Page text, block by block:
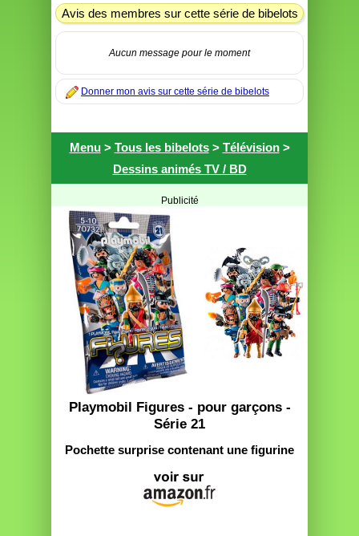
Avis des membres sur cette série de bibelots
Aucun message pour le moment
Donner mon avis sur cette série de bibelots
Menu> Tous les bibelots> Télévision>
Dessins animés TV / BD
Publicité
Playmobil Figures - pour garçons -
Série 21
Pochette surprise contenant une figurine